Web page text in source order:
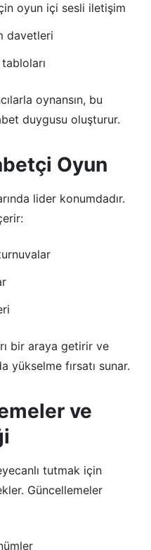
oyun içi sesli iletişim
davetleri
oynansın, bu
duygusu oluşturur.
Oyun
lider konumdadır.
bir araya getirir ve
yükselme fırsatı sunar.
ve
tutmak için
Güncellemeler